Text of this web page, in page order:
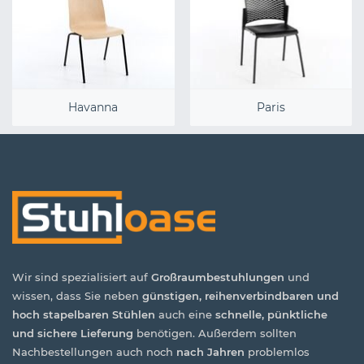
Havanna Paris
Wir sind spezialisiert auf Großraumbestuhlungen und
wissen, dass Sie neben günstigen, reihenverbindbaren und
hoch stapelbaren Stühlen auch eine schnelle, pünktliche
und sichere Lieferung benötigen. Außerdem sollten
Nachbestellungen auch noch nach Jahren problemlos